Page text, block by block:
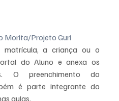
Morita/Projeto Guri
a criança ou o
do Aluno e anexa os
O preenchimento do
é parte integrante do
aulas.